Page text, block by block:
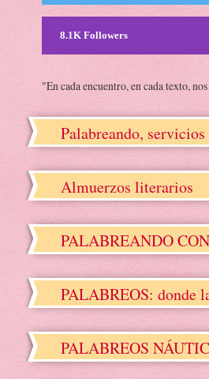
8.1K Followers
"En cada encuentro, en cada texto,
Palabreando,
Almuerzos literarios
PALABREANDO
PALABREOS: donde
PALABREOS